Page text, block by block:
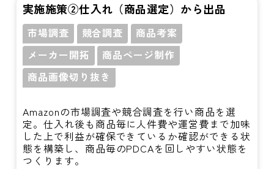
実施施策②仕入れ（商品選定）から出品
市場調査 競合調査
商品考案
メーカー開拓
商品ページ制作
商品画像切り抜き
Amazonの市場調査や競合調査を行い商品を選
定。仕入れ後も商品毎に人件費や運営費まで加味
した上で利益が確保できているか確認ができる状
態を構築し、商品毎のPDCAを回しやすい状態を
つくります。